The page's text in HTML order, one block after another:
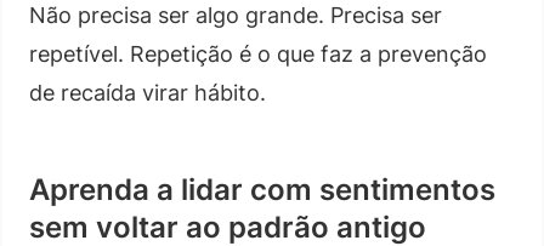
Não precisa ser algo grande. Precisa ser
repetível. Repetição é o que faz a prevenção
de recaída virar hábito.
Aprenda a lidar com sentimentos
sem voltar ao padrão antigo